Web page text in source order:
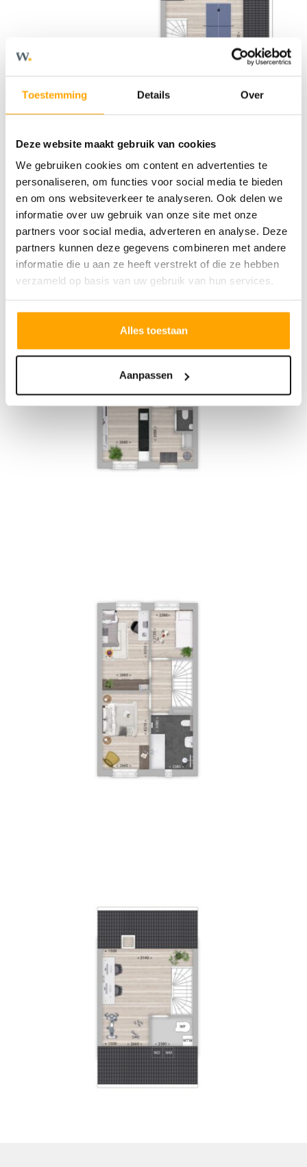
Toestemming Details Over
Deze website maakt gebruik van cookies
We gebruiken cookies om content en advertenties te
personaliseren, om functies voor social media te bieden
en om ons websiteverkeer te analyseren. Ook delen we
informatie over uw gebruik van onze site met onze
partners voor social media, adverteren en analyse. Deze
partners kunnen deze gegevens combineren met andere
informatie die u aan ze heeft verstrekt of die ze hebben
verzameld op basis van uw gebruik van hun services.
Alles toestaan
Aanpassen